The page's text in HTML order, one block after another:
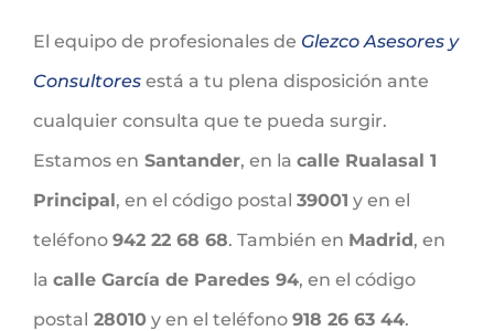
El equipo de profesionales de Glezco Asesores y
Consultores está a tu plena disposición ante
cualquier consulta que te pueda surgir.
Estamos en Santander, en la calle Rualasal 1
Principal, en el código postal 39001 y en el
teléfono 942 22 68 68. También en Madrid, en
la calle García de Paredes 94, en el código
postal 28010 y en el teléfono 918 26 63 44.